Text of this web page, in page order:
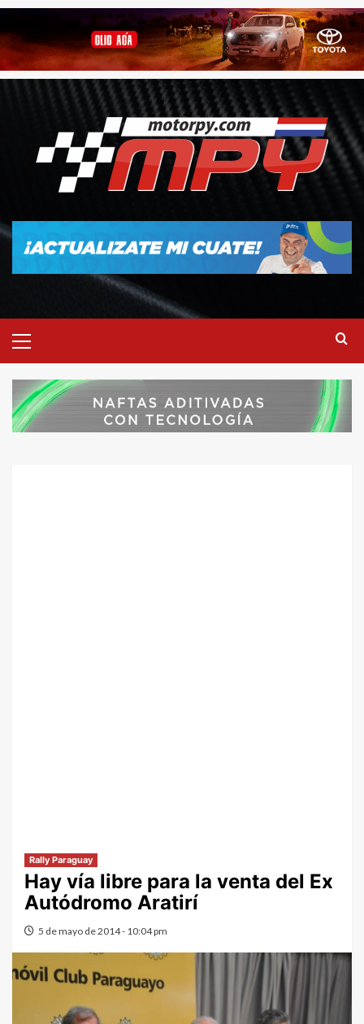
Rally Paraguay
Hay vía libre para la venta del Ex
Autódromo Aratirí
5 de mayo de 2014 - 10:04 pm